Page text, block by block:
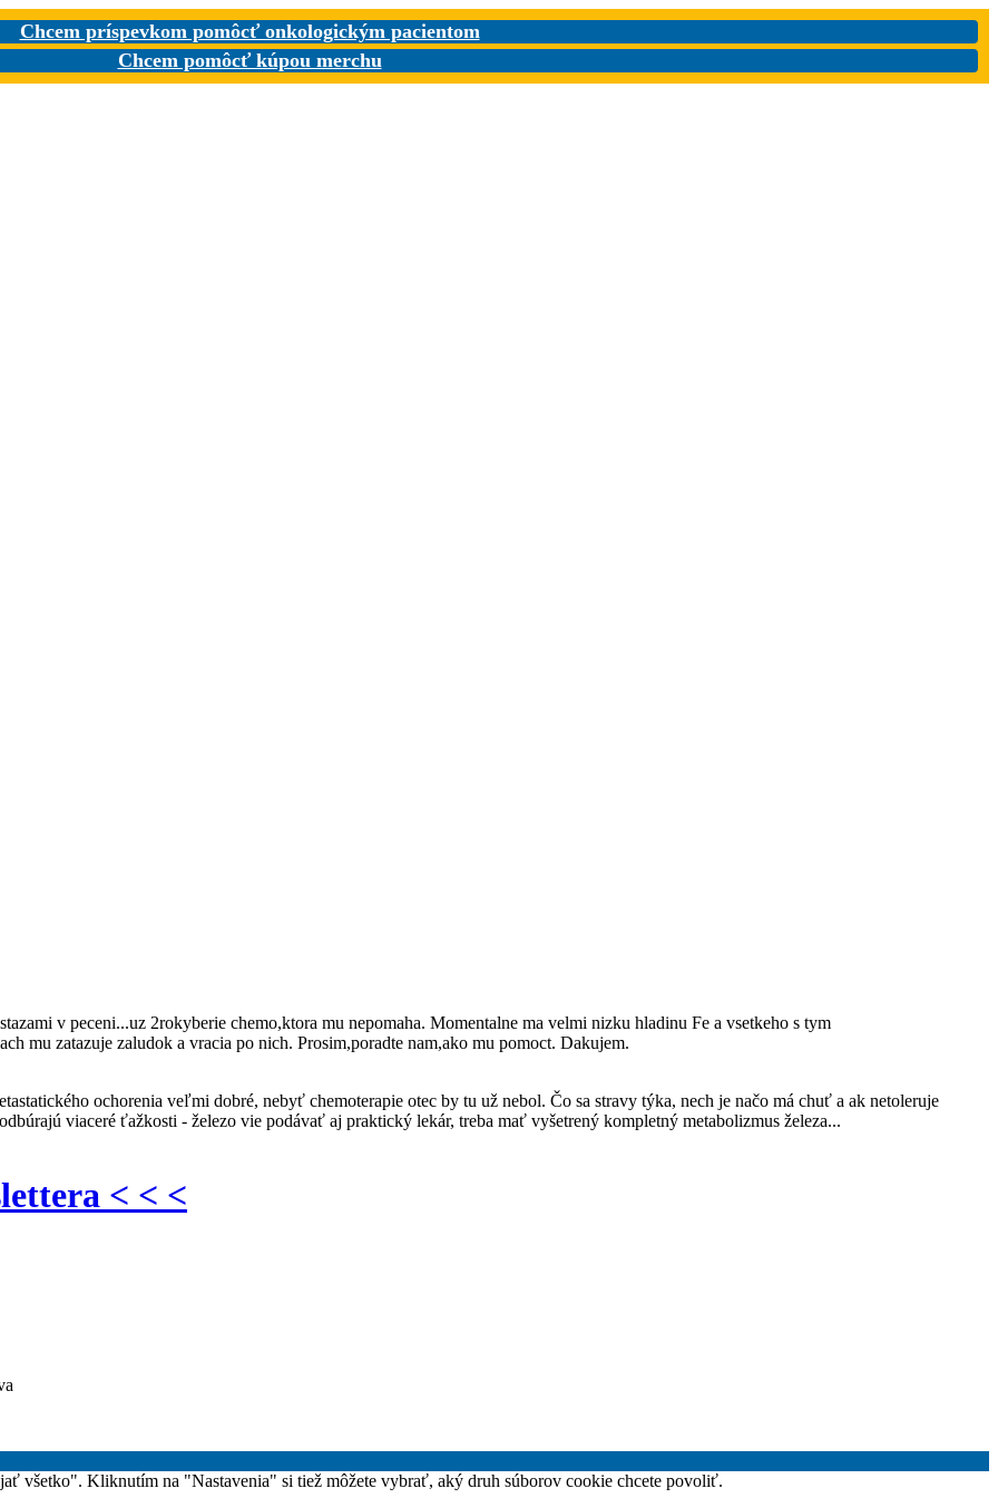
Chcem príspevkom pomôcť onkologickým pacientom
Chcem pomôcť kúpou merchu
v peceni...uz 2rokyberie chemo,ktora mu nepomaha. Momentalne ma velmi nizku hladinu Fe a vsetkeho s tym
mu zatazuje zaludok a vracia po nich. Prosim,poradte nam,ako mu pomoct. Dakujem.
ochorenia veľmi dobré, nebyť chemoterapie otec by tu už nebol. Čo sa stravy týka, nech je načo má chuť a ak netoleruje
viaceré ťažkosti - železo vie podávať aj praktický lekár, treba mať vyšetrený kompletný metabolizmus železa...
< < <
všetko". Kliknutím na "Nastavenia" si tiež môžete vybrať, aký druh súborov cookie chcete povoliť.